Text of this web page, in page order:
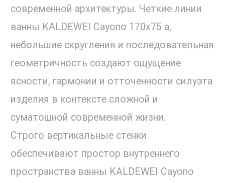
современной архитектуры. Четкие линии
ванны KALDEWEI Cayono 170x75 a,
небольшие скругления и последовательная
геометричность создают ощущение
ясности, гармонии и отточенности силуэта
изделия в контексте сложной и
суматошной современной жизни.
Строго вертикальные стенки
обеспечивают простор внутреннего
пространства ванны KALDEWEI Cayono